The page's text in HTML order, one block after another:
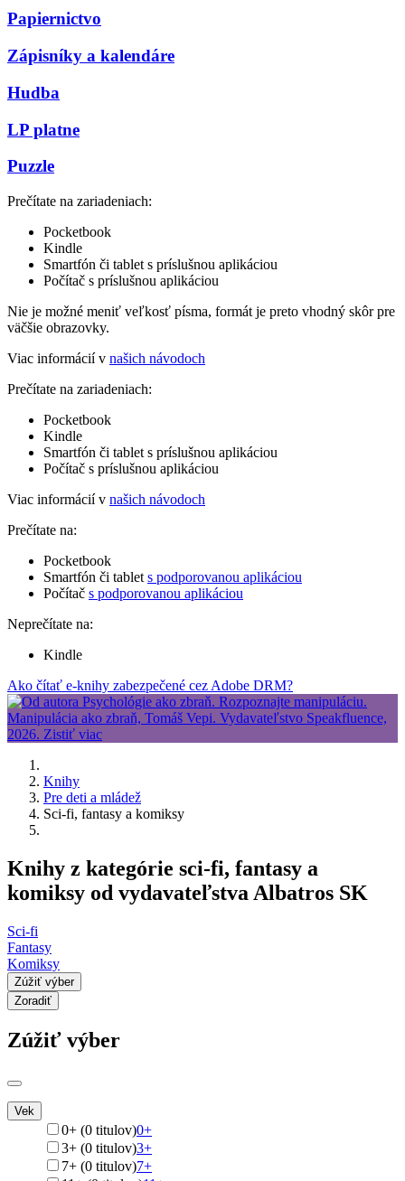
Papiernictvo
Zápisníky a kalendáre
Hudba
LP platne
Puzzle
Prečítate na zariadeniach:
Pocketbook
Kindle
Smartfón či tablet s príslušnou aplikáciou
Počítač s príslušnou aplikáciou
Nie je možné meniť veľkosť písma, formát je preto vhodný skôr pre
väčšie obrazovky.
Viac informácií v našich návodoch
Prečítate na zariadeniach:
Pocketbook
Kindle
Smartfón či tablet s príslušnou aplikáciou
Počítač s príslušnou aplikáciou
Viac informácií v našich návodoch
Prečítate na:
Pocketbook
Smartfón či tablet s podporovanou aplikáciou
Počítač s podporovanou aplikáciou
Neprečítate na:
Kindle
Ako čítať e-knihy zabezpečené cez Adobe DRM?
Knihy
Pre deti a mládež
Sci-fi, fantasy a komiksy
Knihy z kategórie sci-fi, fantasy a
komiksy od vydavateľstva Albatros SK
Sci-fi
Fantasy
Komiksy
Zúžiť výber
Zoradiť
Zúžiť výber
Vek
0+ (0 titulov)0+
3+ (0 titulov)3+
7+ (0 titulov)7+